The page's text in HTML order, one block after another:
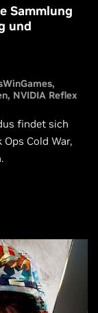
Sammlung
und
NVIDIA Reflex
findet sich
Cold War,